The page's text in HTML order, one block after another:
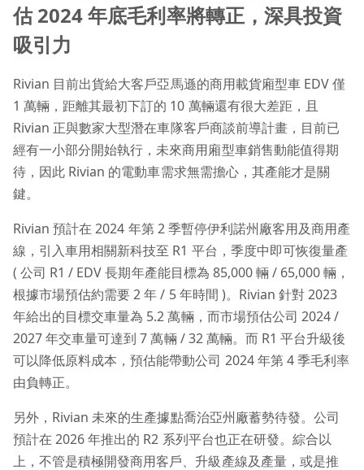
估 2024 年底毛利率將轉正，深具投資
吸引力
Rivian 目前出貨給大客戶亞馬遜的商用載貨廂型車 EDV 僅
1 萬輛，距離其最初下訂的 10 萬輛還有很大差距，且
Rivian 正與數家大型潛在車隊客戶商談前導計畫，目前已
經有一小部分開始執行，未來商用廂型車銷售動能值得期
待，因此 Rivian 的電動車需求無需擔心，其產能才是關
鍵。
Rivian 預計在 2024 年第 2 季暫停伊利諾州廠客用及商用產
線，引入車用相關新科技至 R1 平台，季度中即可恢復量產
( 公司 R1 / EDV 長期年產能目標為 85,000 輛 / 65,000 輛，
根據市場預估約需要 2 年 / 5 年時間 )。Rivian 針對 2023
年給出的目標交車量為 5.2 萬輛，而市場預估公司 2024 /
2027 年交車量可達到 7 萬輛 / 32 萬輛。而 R1 平台升級後
可以降低原料成本，預估能帶動公司 2024 年第 4 季毛利率
由負轉正。
另外，Rivian 未來的生產據點喬治亞州廠蓄勢待發。公司
預計在 2026 年推出的 R2 系列平台也正在研發。綜合以
上，不管是積極開發商用客戶、升級產線及產量，或是推